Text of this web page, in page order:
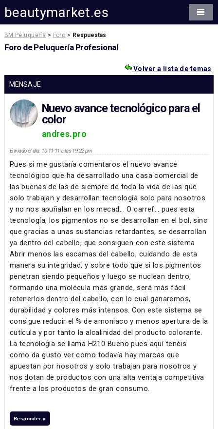
beautymarket.es
BM Peluquería > Foro > Respuestas
Foro de Peluquería Profesional
Volver a lista de temas
MENSAJE
Nuevo avance tecnológico para el
color
andres.pro
Enviado el día: 10-11-11 a las 19:22 pm
Pues si me gustaría comentaros el nuevo avance
tecnológico que ha desarrollado una casa comercial de
las buenas de las de siempre de toda la vida de las que
solo trabajan y desarrollan tecnología solo para nosotros
y no nos apuñalan en los mecad... O carref… pues esta
tecnología, los pigmentos no se desarrollan en el bol, sino
que gracias a unas sustancias retardantes, se desarrollan
ya dentro del cabello, que consiguen con este sistema
Abrir menos las escamas del cabello, cuidando de esta
manera su integridad, y sobre todo que si los pigmentos
penetran siendo pequeños y luego se nuclean dentro,
formando una molécula más grande, será más fácil
retenerlos dentro del cabello, con lo cual ganaremos,
durabilidad y colores más intensos. Con este sistema se
consigue reducir el % de amoniaco y menos apertura de la
cutícula y por tanto la alcalinidad del producto colorante.
La tecnología se llama H210 Bueno pues aquí tenéis
como da gusto ver como todavía hay marcas que
apuestan por nosotros y solo trabajan para nosotros y
nos dotan de productos con una alta ventaja competitiva
frente a los productos de gran consumo.
Responder »